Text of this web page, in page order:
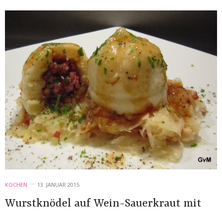
KOCHEN 13. JANUAR 2015
Wurstknödel auf Wein-Sauerkraut mit